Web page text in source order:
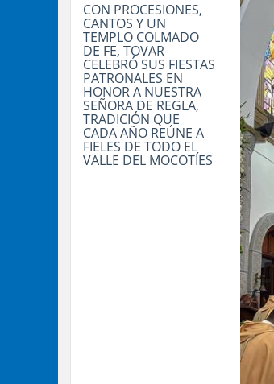
CON PROCESIONES,
CANTOS Y UN
TEMPLO COLMADO
DE FE, TOVAR
CELEBRÓ SUS FIESTAS
PATRONALES EN
HONOR A NUESTRA
SEÑORA DE REGLA,
TRADICIÓN QUE
CADA AÑO REÚNE A
FIELES DE TODO EL
VALLE DEL MOCOTÍES